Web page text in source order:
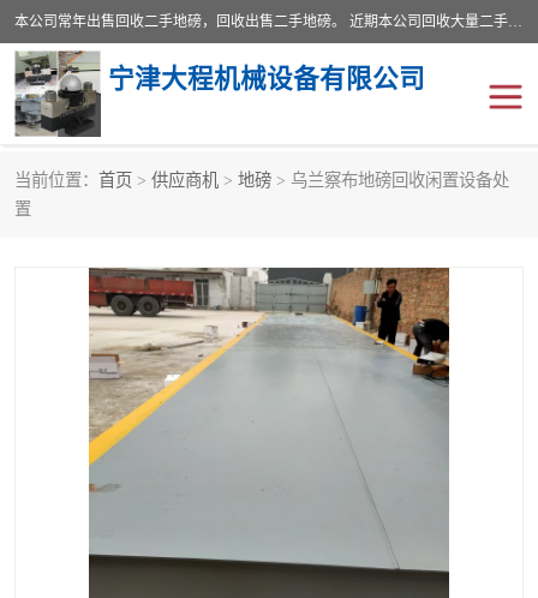
本公司常年出售回收二手地磅，回收出售二手地磅。 近期本公司回收大量二手地磅，型号齐全，宽度从2米到3.5米，长度5米到25米，承重吨位从10到200吨，成色7—9成新。 ? 使用年限6个月至2年，产品来源于个人闲置品，工矿企业停用品，因小换大而来。 精准度和新的一样， 二手地磅是内行人的选择，打个电话就省钱朋友您好等什么
宁津大程机械设备有限公司
当前位置： 首页 > 供应商机 > 地磅 > 乌兰察布地磅回收闲置设备处
置
地磅传感器 废纸打包机
烘干机 食品烘干机
装载机电子秤
半自动输送机 全自动输送机
食品螺旋塔
撕碎机 木材撕碎机